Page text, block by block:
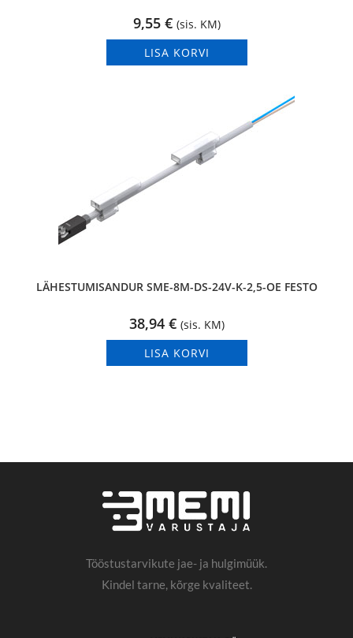
9,55 € (sis. KM)
LISA KORVI
LÄHESTUMISANDUR SME-8M-DS-24V-K-2,5-OE FESTO
38,94 € (sis. KM)
LISA KORVI
Tööstustarvikute jae- ja hulgimüük.
Kindel tarne, kõrge kvaliteet.